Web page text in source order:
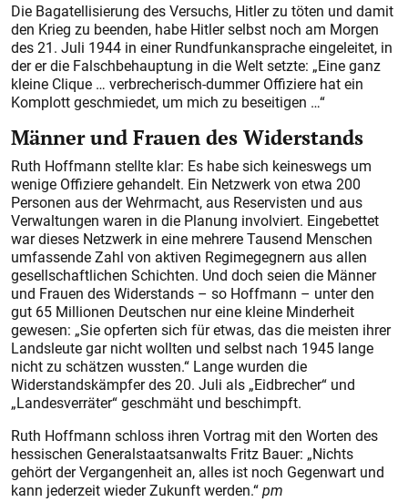
Die Bagatellisierung des Versuchs, Hitler zu töten und damit
den Krieg zu beenden, habe Hitler selbst noch am Morgen
des 21. Juli 1944 in einer Rundfunkansprache eingeleitet, in
der er die Falschbehauptung in die Welt setzte: „Eine ganz
kleine Clique … verbrecherisch-dummer Offiziere hat ein
Komplott geschmiedet, um mich zu beseitigen …“
Männer und Frauen des Widerstands
Ruth Hoffmann stellte klar: Es habe sich keineswegs um
wenige Offiziere gehandelt. Ein Netzwerk von etwa 200
Personen aus der Wehrmacht, aus Reservisten und aus
Verwaltungen waren in die Planung involviert. Eingebettet
war dieses Netzwerk in eine mehrere Tausend Menschen
umfassende Zahl von aktiven Regimegegnern aus allen
gesellschaftlichen Schichten. Und doch seien die Männer
und Frauen des Widerstands – so Hoffmann – unter den
gut 65 Millionen Deutschen nur eine kleine Minderheit
gewesen: „Sie opferten sich für etwas, das die meisten ihrer
Landsleute gar nicht wollten und selbst nach 1945 lange
nicht zu schätzen wussten.“ Lange wurden die
Widerstandskämpfer des 20. Juli als „Eidbrecher“ und
„Landesverräter“ geschmäht und beschimpft.
Ruth Hoffmann schloss ihren Vortrag mit den Worten des
hessischen Generalstaatsanwalts Fritz Bauer: „Nichts
gehört der Vergangenheit an, alles ist noch Gegenwart und
kann jederzeit wieder Zukunft werden.“pm